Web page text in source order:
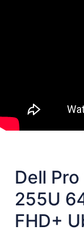
Dell
255U
FHD+